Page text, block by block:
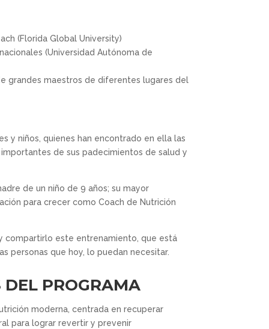
(Florida Global University)
(Universidad Autónoma de
grandes maestros de diferentes lugares del
y niños, quienes han encontrado en ella las
de sus padecimientos de salud y
de un niño de 9 años; su mayor
para crecer como Coach de Nutrición
compartirlo este entrenamiento, que está
personas que hoy, lo puedan necesitar.
DEL PROGRAMA
moderna, centrada en recuperar
para lograr revertir y prevenir